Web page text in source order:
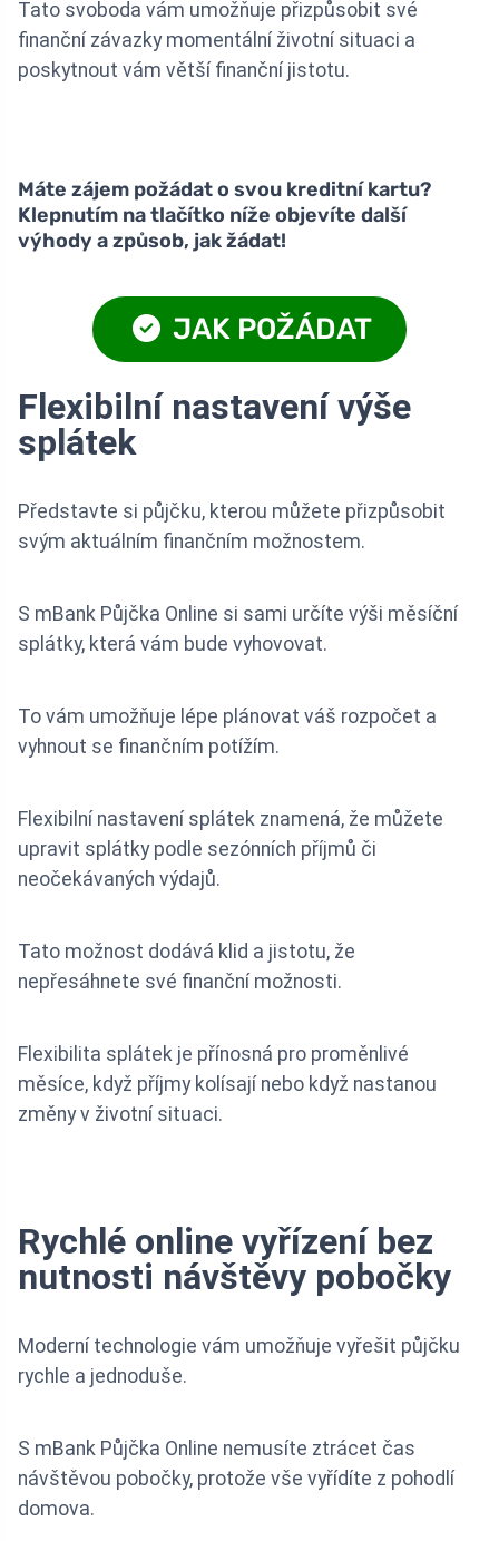
Tato svoboda vám umožňuje přizpůsobit své
finanční závazky momentální životní situaci a
poskytnout vám větší finanční jistotu.
Máte zájem požádat o svou kreditní kartu?
Klepnutím na tlačítko níže objevíte další
výhody a způsob, jak žádat!
JAK POŽÁDAT
Flexibilní nastavení výše
splátek
Představte si půjčku, kterou můžete přizpůsobit
svým aktuálním finančním možnostem.
S mBank Půjčka Online si sami určíte výši měsíční
splátky, která vám bude vyhovovat.
To vám umožňuje lépe plánovat váš rozpočet a
vyhnout se finančním potížím.
Flexibilní nastavení splátek znamená, že můžete
upravit splátky podle sezónních příjmů či
neočekávaných výdajů.
Tato možnost dodává klid a jistotu, že
nepřesáhnete své finanční možnosti.
Flexibilita splátek je přínosná pro proměnlivé
měsíce, když příjmy kolísají nebo když nastanou
změny v životní situaci.
Rychlé online vyřízení bez
nutnosti návštěvy pobočky
Moderní technologie vám umožňuje vyřešit půjčku
rychle a jednoduše.
S mBank Půjčka Online nemusíte ztrácet čas
návštěvou pobočky, protože vše vyřídíte z pohodlí
domova.